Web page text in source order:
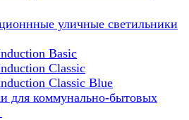
уличные светильники
Basic
Classic
Classic Blue
для коммунально-бытовых